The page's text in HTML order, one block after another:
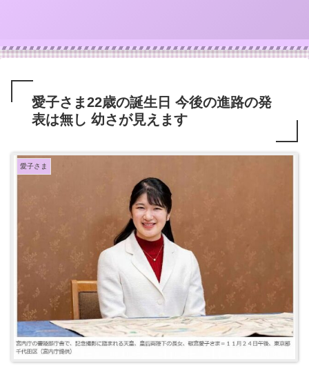
愛子さま22歳の誕生日 今後の進路の発
表は無し 幼さが見えます
愛子さま